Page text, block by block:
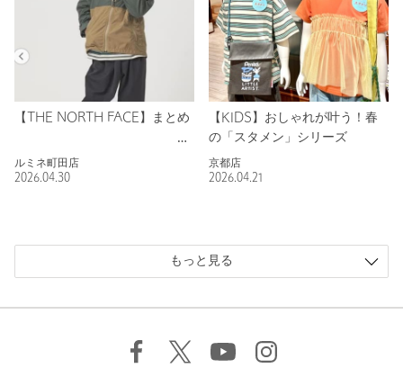
【THE NORTH FACE】まとめ
ルミネ町田店
2026.04.30
【KIDS】おしゃれが叶う！春
の「スタメン」シリーズ
京都店
2026.04.21
もっと見る